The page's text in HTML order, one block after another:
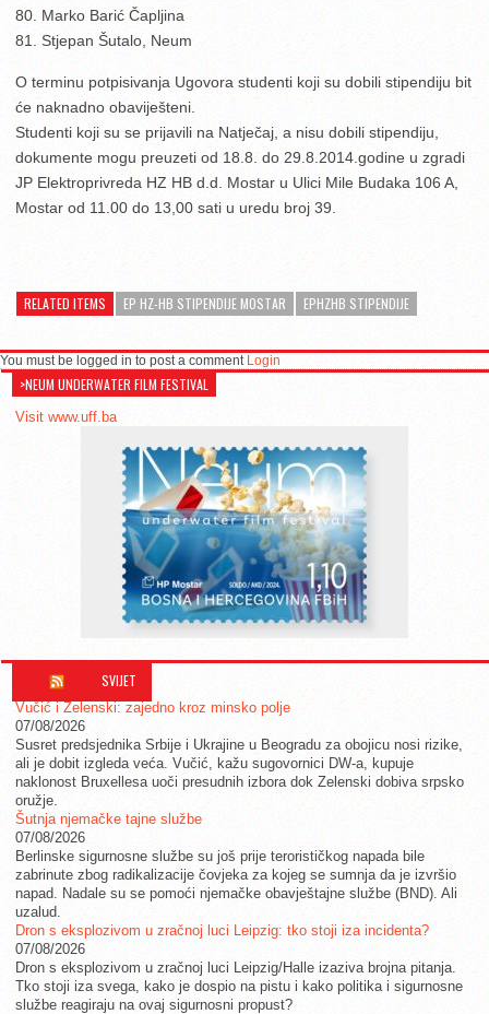
80. Marko Barić Čapljina
81. Stjepan Šutalo, Neum
O terminu potpisivanja Ugovora studenti koji su dobili stipendiju bit
će naknadno obaviješteni.
Studenti koji su se prijavili na Natječaj, a nisu dobili stipendiju,
dokumente mogu preuzeti od 18.8. do 29.8.2014.godine u zgradi
JP Elektroprivreda HZ HB d.d. Mostar u Ulici Mile Budaka 106 A,
Mostar od 11.00 do 13,00 sati u uredu broj 39.
RELATED ITEMS EP HZ-HB STIPENDIJE MOSTAR EPHZHB STIPENDIJE
You must be logged in to post a comment Login
>NEUM UNDERWATER FILM FESTIVAL
Visit www.uff.ba
SVIJET
Vučić i Zelenski: zajedno kroz minsko polje
07/08/2026
Susret predsjednika Srbije i Ukrajine u Beogradu za obojicu nosi rizike,
ali je dobit izgleda veća. Vučić, kažu sugovornici DW-a, kupuje
naklonost Bruxellesa uoči presudnih izbora dok Zelenski dobiva srpsko
oružje.
Šutnja njemačke tajne službe
07/08/2026
Berlinske sigurnosne službe su još prije terorističkog napada bile
zabrinute zbog radikalizacije čovjeka za kojeg se sumnja da je izvršio
napad. Nadale su se pomoći njemačke obavještajne službe (BND). Ali
uzalud.
Dron s eksplozivom u zračnoj luci Leipzig: tko stoji iza incidenta?
07/08/2026
Dron s eksplozivom u zračnoj luci Leipzig/Halle izaziva brojna pitanja.
Tko stoji iza svega, kako je dospio na pistu i kako politika i sigurnosne
službe reagiraju na ovaj sigurnosni propust?